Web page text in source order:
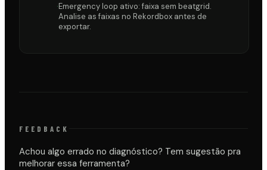
·Emergency loop ativo: faixa sem beatgrid.
Analise as faixas no Rekordbox antes de
exportar.
FEEDBACK
Achou algo errado no diagnóstico? Tem sugestão pra
melhorar essa ferramenta?